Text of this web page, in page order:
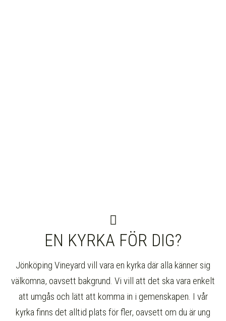
EN KYRKA FÖR DIG?
Jönköping Vineyard vill vara en kyrka där alla känner sig
välkomna, oavsett bakgrund. Vi vill att det ska vara enkelt
att umgås och lätt att komma in i gemenskapen. I vår
kyrka finns det alltid plats för fler, oavsett om du är ung